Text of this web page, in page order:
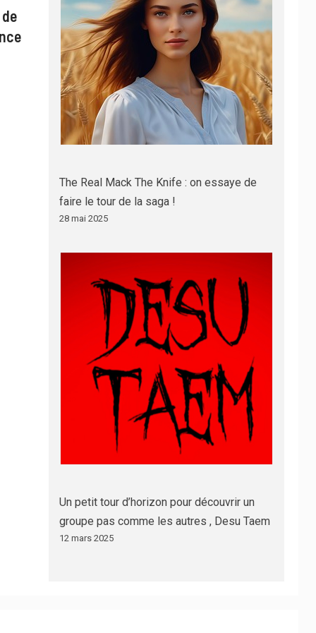
The Real Mack The Knife : on essaye de
faire le tour de la saga !
28 mai 2025
Un petit tour d’horizon pour découvrir un
groupe pas comme les autres , Desu Taem
12 mars 2025